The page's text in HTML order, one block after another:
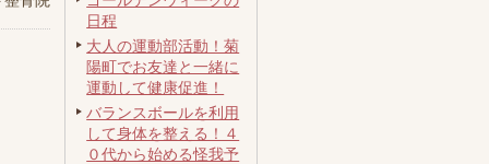
日程
大人の運動部活動！菊
陽町でお友達と一緒に
運動して健康促進！
バランスボールを利用
して身体を整える！４
０代から始める怪我予